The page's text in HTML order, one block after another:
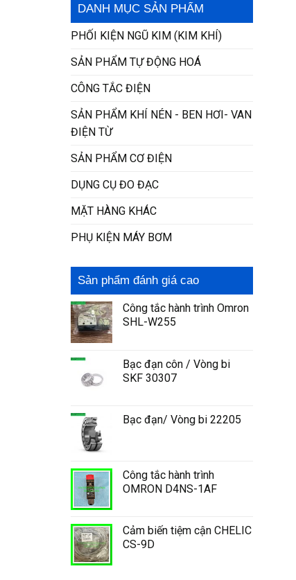
DANH MỤC SẢN PHẨM
PHỐI KIỆN NGŨ KIM (KIM KHÍ)
SẢN PHẨM TỰ ĐỘNG HOÁ
CÔNG TẮC ĐIỆN
SẢN PHẨM KHÍ NÉN - BEN HƠI- VAN
ĐIỆN TỪ
SẢN PHẨM CƠ ĐIỆN
DỤNG CỤ ĐO ĐẠC
MẶT HÀNG KHÁC
PHỤ KIỆN MÁY BƠM
Sản phẩm đánh giá cao
Công tắc hành trình Omron
SHL-W255
Bạc đạn côn / Vòng bi
SKF 30307
Bạc đạn/ Vòng bi 22205
Công tắc hành trình
OMRON D4NS-1AF
Cảm biến tiệm cận CHELIC
CS-9D